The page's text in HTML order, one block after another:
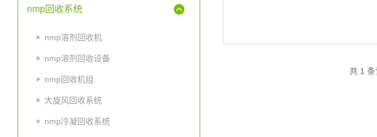
nmp回收系统
nmp溶剂回收机
nmp溶剂回收设备
nmp回收机组
大旋风回收系统
nmp冷凝回收系统
共 1